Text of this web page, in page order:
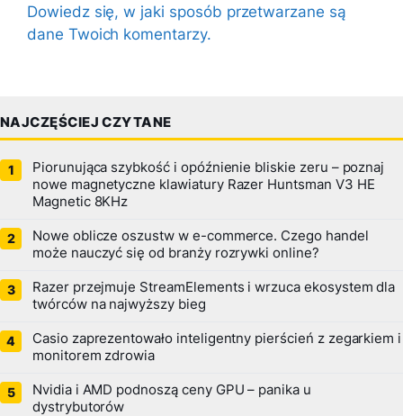
Dowiedz się, w jaki sposób przetwarzane są
dane Twoich komentarzy.
NAJCZĘŚCIEJ CZYTANE
Piorunująca szybkość i opóźnienie bliskie zeru – poznaj
nowe magnetyczne klawiatury Razer Huntsman V3 HE
Magnetic 8KHz
Nowe oblicze oszustw w e-commerce. Czego handel
może nauczyć się od branży rozrywki online?
Razer przejmuje StreamElements i wrzuca ekosystem dla
twórców na najwyższy bieg
Casio zaprezentowało inteligentny pierścień z zegarkiem i
monitorem zdrowia
Nvidia i AMD podnoszą ceny GPU – panika u
dystrybutorów